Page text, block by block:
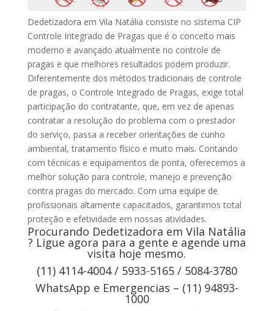
Dedetizadora em Vila Natália consiste no sistema CIP
Controle Integrado de Pragas que é o conceito mais
moderno e avançado atualmente no controle de
pragas e que melhores resultados podem produzir.
Diferentemente dos métodos tradicionais de controle
de pragas, o Controle Integrado de Pragas, exige total
participação do contratante, que, em vez de apenas
contratar a resolução do problema com o prestador
do serviço, passa a receber orientações de cunho
ambiental, tratamento físico e muito mais. Contando
com técnicas e equipamentos de ponta, oferecemos a
melhor solução para controle, manejo e prevenção
contra pragas do mercado. Com uma equipe de
profissionais altamente capacitados, garantimos total
proteção e efetividade em nossas atividades.
Procurando Dedetizadora em Vila Natália
? Ligue agora para a gente e agende uma
visita hoje mesmo.
(11) 4114-4004 / 5933-5165 / 5084-3780
WhatsApp e Emergencias – (11) 94893-
1000